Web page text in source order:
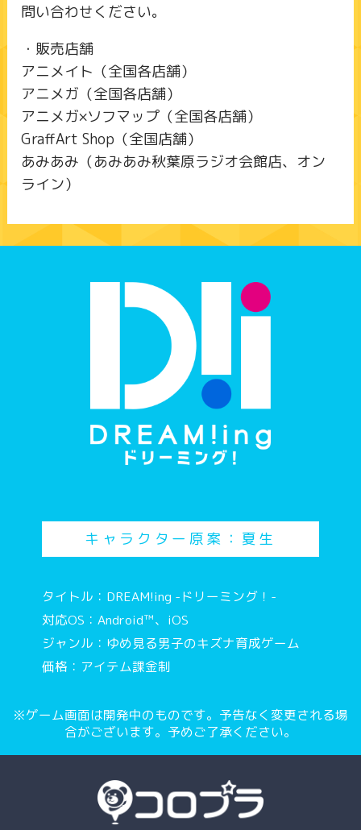
問い合わせください。
・販売店舗
アニメイト（全国各店舗）
アニメガ（全国各店舗）
アニメガ×ソフマップ（全国各店舗）
GraffArt Shop（全国店舗）
あみあみ（あみあみ秋葉原ラジオ会館店、オン
ライン）
キャラクター原案：夏生
タイトル：DREAM!ing -ドリーミング！-
対応OS：Android™、iOS
ジャンル：ゆめ見る男子のキズナ育成ゲーム
価格：アイテム課金制
※ゲーム画面は開発中のものです。予告なく変更される場
合がございます。予めご了承ください。